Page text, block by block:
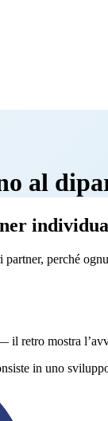
al
perché
il retro mostra
del progetto
progetto
Avvio del progetto
in uno